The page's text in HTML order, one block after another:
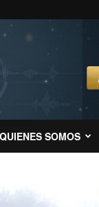
QUIENES SOMOS